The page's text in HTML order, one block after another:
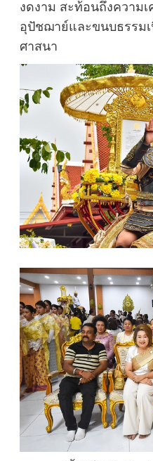
งดงาม สะท้อนถึงความ
อุปัชฌาย์และขนบธรรม
ศาสนา